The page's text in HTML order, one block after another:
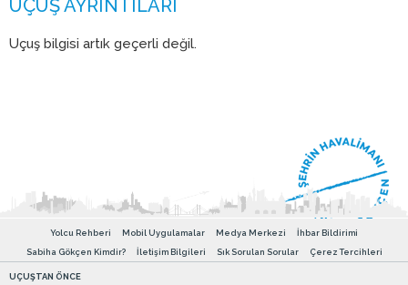
Uçuş bilgisi artık geçerli değil.
Yolcu Rehberi Mobil Uygulamalar Medya Merkezi
İhbar Bildirimi
Sabiha Gökçen Kimdir?
İletişim Bilgileri Sık Sorulan Sorular Çerez Tercihleri
UÇUŞTAN ÖNCE